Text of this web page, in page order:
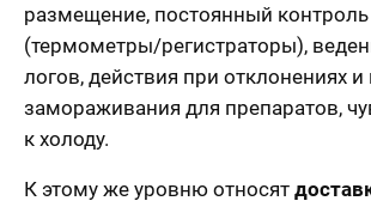
размещение, постоянный
(термометры/регистраторы),
логов, действия при отклонениях
замораживания для препаратов,
к холоду.
К этому же уровню относят